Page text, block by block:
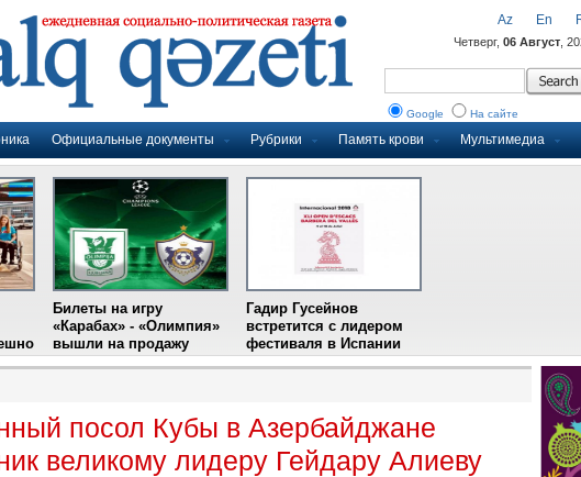
Официальные документы Рубрики Память крови Мультимедиа
Az En
Четверг, 06 Август ,
Google На сайте
Билеты на игру
«Карабах» - «Олимпия»
вышли на продажу
Гадир Гусейнов
встретится с лидером
фестиваля в Испании
посол Кубы в Азербайджане
великому лидеру Гейдару Алиеву